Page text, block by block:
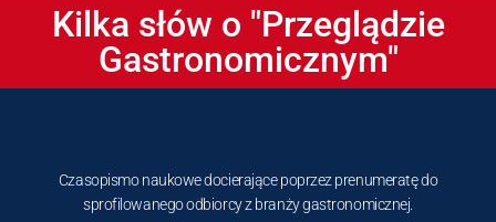
Kilka słów o "Przeglądzie
Gastronomicznym"
Czasopismo naukowe docierające poprzez prenumeratę do
sprofilowanego odbiorcy z branży gastronomicznej.